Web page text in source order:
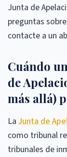
Junta de
preguntas
contacte a un
Cuándo
de
más allá)
La Junta de
como tribunal
tribunales de